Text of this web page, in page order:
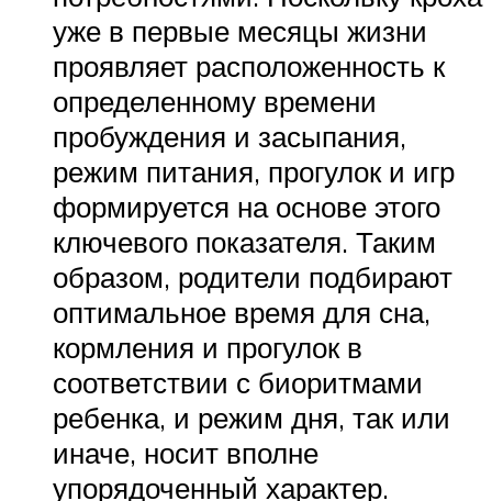
уже в первые месяцы жизни
проявляет расположенность к
определенному времени
пробуждения и засыпания,
режим питания, прогулок и игр
формируется на основе этого
ключевого показателя. Таким
образом, родители подбирают
оптимальное время для сна,
кормления и прогулок в
соответствии с биоритмами
ребенка, и режим дня, так или
иначе, носит вполне
упорядоченный характер.